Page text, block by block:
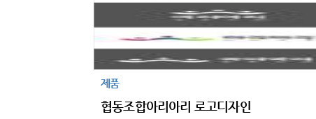
제품
협동조합아리아리 로고디자인